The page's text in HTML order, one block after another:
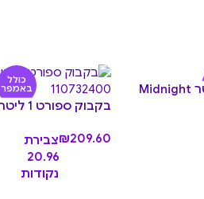
כולל
באמפר
בקבוק ספורט 1 ליטר Calypso
₪209.60
צבירת
20.96
נקודות